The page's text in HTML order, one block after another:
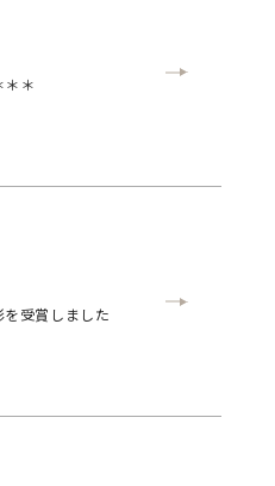
＊＊
を受賞しました